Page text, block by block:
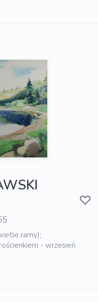
ramy);
- wrzesień